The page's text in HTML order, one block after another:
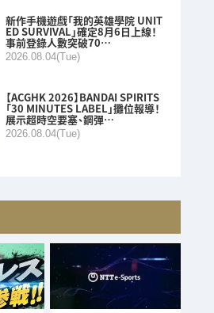
新作手機遊戲「我的英雄學院 UNIT
ED SURVIVAL」確定8月6日上線！
事前登錄人數突破70…
2026.08.04(Tue)
【ACGHK 2026】BANDAI SPIRITS
「30 MINUTES LABEL」攤位報導！
展示超時空要塞、鋼彈…
2026.08.04(Tue)